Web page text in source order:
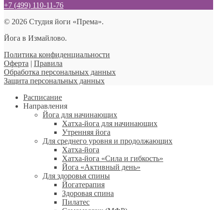
+7 (499) 110-11-76
© 2026 Студия йоги «Према».
Йога в Измайлово.
Политика конфиденциальности
Оферта | Правила
Обработка персональных данных
Защита персональных данных
Расписание
Направления
Йога для начинающих
Хатха-йога для начинающих
Утренняя йога
Для среднего уровня и продолжающих
Хатха-йога
Хатха-йога «Сила и гибкость»
Йога «Активный день»
Для здоровья спины
Йогатерапия
Здоровая спина
Пилатес